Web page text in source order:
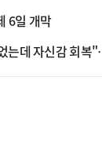
6일 개막
는데 자신감 회